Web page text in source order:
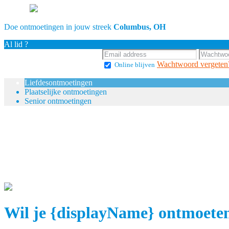
Doe ontmoetingen in jouw streek Columbus, OH
Al lid ?
Online blijven Wachtwoord
Liefdesontmoetingen
Plaatselijke ontmoetingen
Senior ontmoetingen
Wil je {displayName}